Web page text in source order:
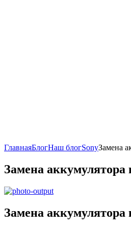
ГлавнаяБлогНаш блогSonyЗамена
Замена аккумулятора
Замена аккумулятора